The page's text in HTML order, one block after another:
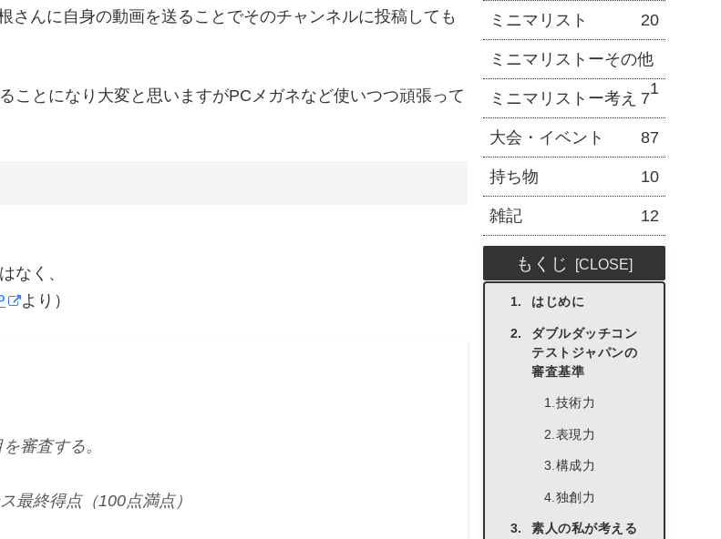
さんに自身の動画を送ることでそのチャンネルに投稿しても
ことになり大変と思いますがPCメガネなど使いつつ頑張って
なく、
より）
審査する。
最終得点（100点満点）
ミニマリスト 20
ミニマリストーその他
1
ミニマリストー考え 7
大会・イベント 87
持ち物 10
雑記 12
もくじ
はじめに
ダブルダッチコン
テストジャパンの
審査基準
1.技術力
2.表現力
3.構成力
4.独創力
素人の私が考える